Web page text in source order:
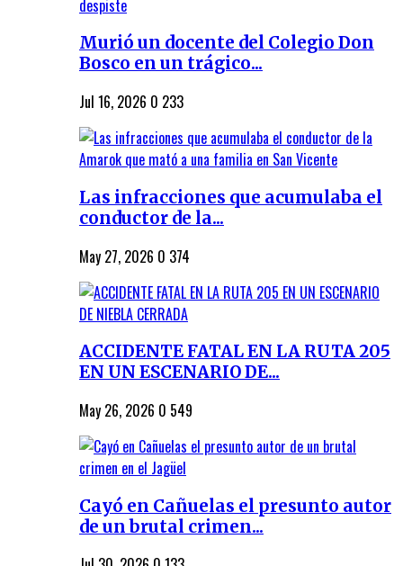
Murió un docente del Colegio Don
Bosco en un trágico...
Jul 16, 2026 0 233
Las infracciones que acumulaba el
conductor de la...
May 27, 2026 0 374
ACCIDENTE FATAL EN LA RUTA 205
EN UN ESCENARIO DE...
May 26, 2026 0 549
Cayó en Cañuelas el presunto autor
de un brutal crimen...